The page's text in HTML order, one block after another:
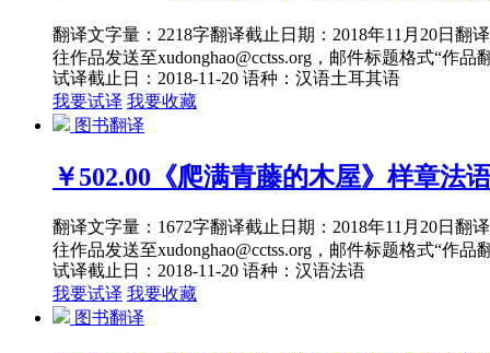
翻译文字量：2218字翻译截止日期：2018年11月20日
往作品发送至xudonghao@cctss.org，邮件标题格式“作
试译截止日：2018-11-20 语种：汉语土耳其语
我要试译 我要收藏
图书翻译
￥502.00 《爬满青藤的木屋》样章法
翻译文字量：1672字翻译截止日期：2018年11月20日
往作品发送至xudonghao@cctss.org，邮件标题格式“作
试译截止日：2018-11-20 语种：汉语法语
我要试译 我要收藏
图书翻译